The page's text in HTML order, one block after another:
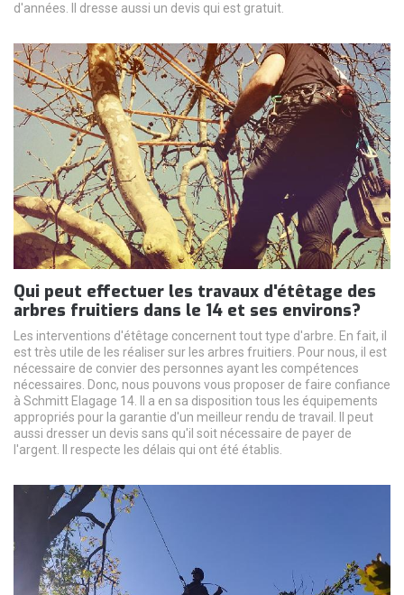
d'années. Il dresse aussi un devis qui est gratuit.
Qui peut effectuer les travaux d'étêtage des
arbres fruitiers dans le 14 et ses environs?
Les interventions d'étêtage concernent tout type d'arbre. En fait, il
est très utile de les réaliser sur les arbres fruitiers. Pour nous, il est
nécessaire de convier des personnes ayant les compétences
nécessaires. Donc, nous pouvons vous proposer de faire confiance
à Schmitt Elagage 14. Il a en sa disposition tous les équipements
appropriés pour la garantie d'un meilleur rendu de travail. Il peut
aussi dresser un devis sans qu'il soit nécessaire de payer de
l'argent. Il respecte les délais qui ont été établis.